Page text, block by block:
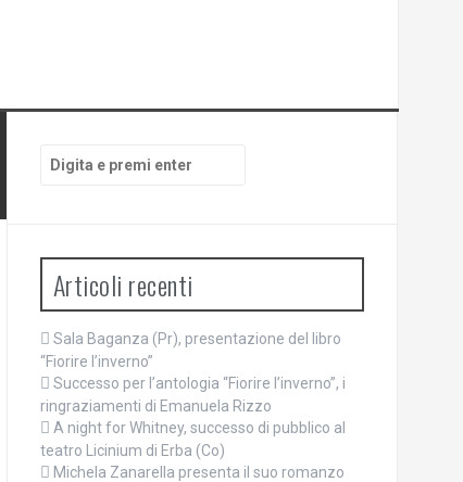
Articoli recenti
Sala Baganza (Pr), presentazione del libro
“Fiorire l’inverno”
Successo per l’antologia “Fiorire l’inverno”, i
ringraziamenti di Emanuela Rizzo
A night for Whitney, successo di pubblico al
teatro Licinium di Erba (Co)
Michela Zanarella presenta il suo romanzo